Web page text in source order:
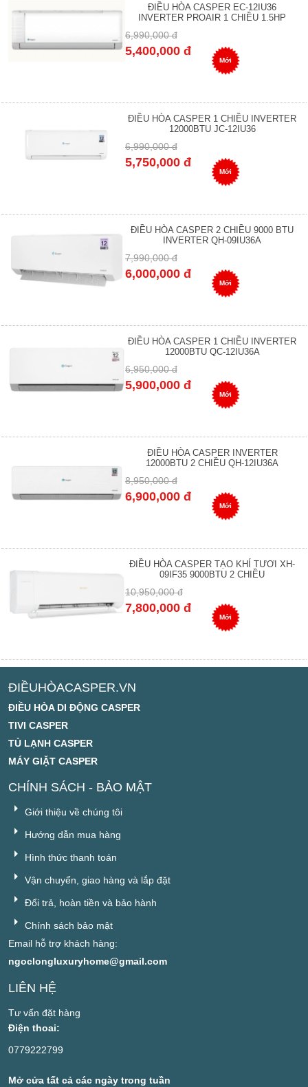
ĐIỀU HÒA CASPER EC-12IU36
INVERTER PROAIR 1 CHIỀU 1.5HP
6,990,000 đ
5,400,000 đ
Mới
ĐIỀU HÒA CASPER 1 CHIỀU INVERTER
12000BTU JC-12IU36
6,990,000 đ
5,750,000 đ
Mới
ĐIỀU HÒA CASPER 2 CHIỀU 9000 BTU
INVERTER QH-09IU36A
7,990,000 đ
6,000,000 đ
Mới
ĐIỀU HÒA CASPER 1 CHIỀU INVERTER
12000BTU QC-12IU36A
6,950,000 đ
5,900,000 đ
Mới
ĐIỀU HÒA CASPER INVERTER
12000BTU 2 CHIỀU QH-12IU36A
8,950,000 đ
6,900,000 đ
Mới
ĐIỀU HÒA CASPER TẠO KHÍ TƯƠI XH-
09IF35 9000BTU 2 CHIỀU
10,950,000 đ
7,800,000 đ
Mới
ĐIỀUHÒACASPER.VN
ĐIỀU HÒA DI ĐỘNG CASPER
TIVI CASPER
TỦ LẠNH CASPER
MÁY GIẶT CASPER
CHÍNH SÁCH - BẢO MẬT
Giới thiệu về chúng tôi
Hướng dẫn mua hàng
Hình thức thanh toán
Vận chuyển, giao hàng và lắp đặt
Đổi trả, hoàn tiền và bảo hành
Chính sách bảo mật
Email hỗ trợ khách hàng:
ngoclongluxuryhome@gmail.com
LIÊN HỆ
Tư vấn đặt hàng
Điện thoai:
0779222799
Mở cửa tất cả các ngày trong tuần